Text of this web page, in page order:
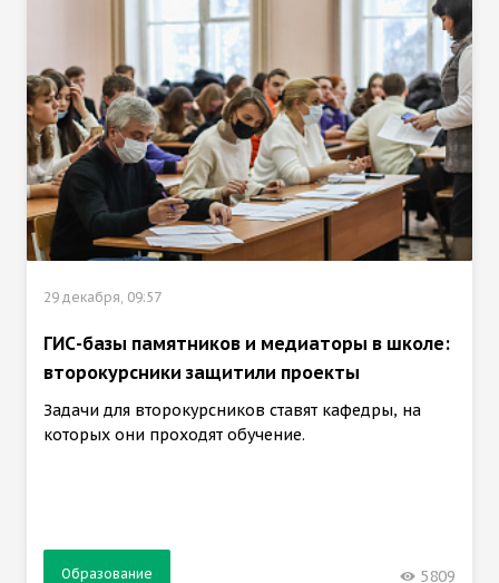
29 декабря, 09:57
ГИС-базы памятников и медиаторы в школе:
второкурсники защитили проекты
Задачи для второкурсников ставят кафедры, на
которых они проходят обучение.
Образование 5809